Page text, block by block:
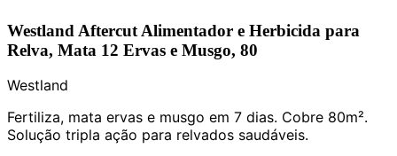
Westland Aftercut Alimentador e Herbicida para
Relva, Mata 12 Ervas e Musgo, 80
Westland
Fertiliza, mata ervas e musgo em 7 dias. Cobre 80m².
Solução tripla ação para relvados saudáveis.